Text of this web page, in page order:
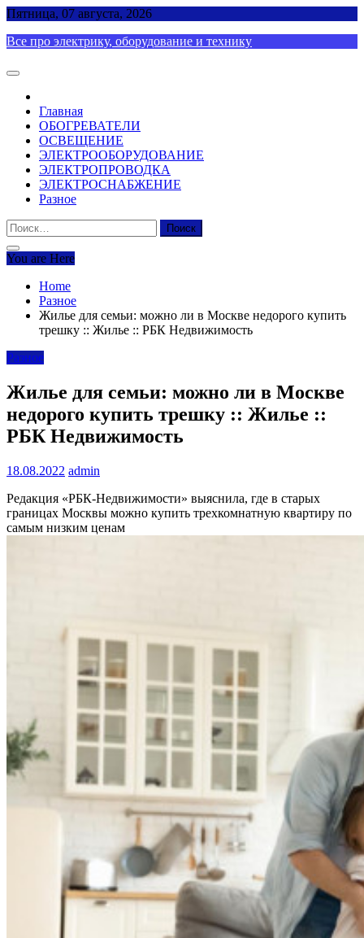
Skip
content
Пятница, 07 августа, 2026
Все про электрику, оборудование и технику
Главная
ОБОГРЕВАТЕЛИ
ОСВЕЩЕНИЕ
ЭЛЕКТРООБОРУДОВАНИЕ
ЭЛЕКТРОПРОВОДКА
ЭЛЕКТРОСНАБЖЕНИЕ
Разное
Найти:
You are Here
Home
Разное
Жилье для семьи: можно ли в Москве недорого купить
трешку :: Жилье :: РБК Недвижимость
Разное
Жилье для семьи: можно ли в Москве
недорого купить трешку :: Жилье ::
РБК Недвижимость
18.08.2022 admin
Редакция «РБК-Недвижимости» выяснила, где в старых
границах Москвы можно купить трехкомнатную квартиру по
самым низким ценам